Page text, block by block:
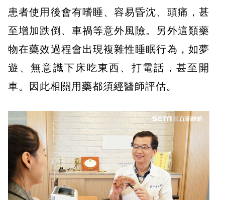
患者使用後會有嗜睡、容易昏沈、頭痛，甚
至增加跌倒、車禍等意外風險。另外這類藥
物在藥效過程會出現複雜性睡眠行為，如夢
遊、無意識下床吃東西、打電話，甚至開
車。因此相關用藥都須經醫師評估。